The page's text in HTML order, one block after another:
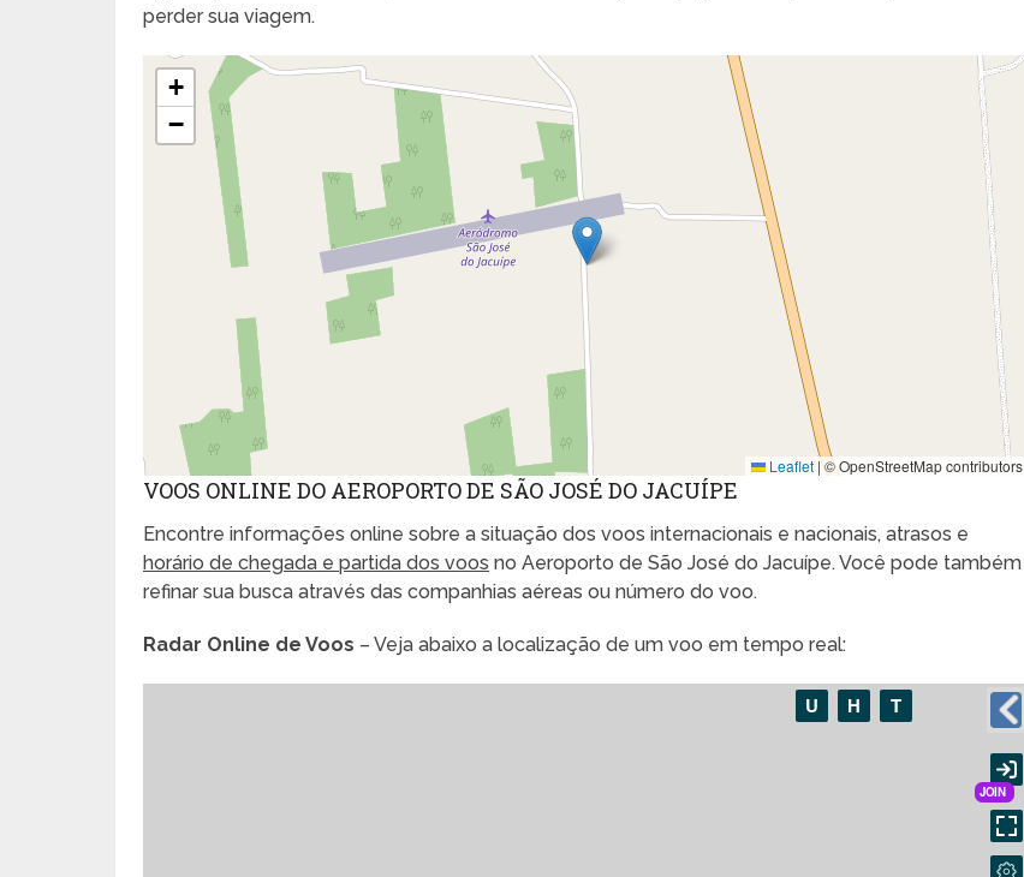
perder sua viagem.
+
−
Leaflet |© OpenStreetMap contributors
VOOS ONLINE DO AEROPORTO DE SÃO JOSÉ DO JACUÍPE
Encontre informações online sobre a situação dos voos internacionais e nacionais, atrasos e
horário de chegada e partida dos voos no Aeroporto de São José do Jacuípe. Você pode também
refinar sua busca através das companhias aéreas ou número do voo.
Radar Online de Voos – Veja abaixo a localização de um voo em tempo real: